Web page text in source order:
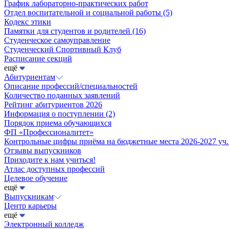
График лабораторно-практических работ
Отдел воспитательной и социальной работы (5)
Кодекс этики
Памятки для студентов и родителей (16)
Студенческое самоуправление
Студенческий Спортивный Клуб
Расписание секций
ещё
Абитуриентам
Описание профессий/специальностей
Количество поданных заявлений
Рейтинг абитуриентов 2026
Информация о поступлении (2)
Порядок приема обучающихся
ФП «Профессионалитет»
Контрольные цифры приёма на бюджетные места 2026-2027
Отзывы выпускников
Приходите к нам учиться!
Атлас доступных профессий
Целевое обучение
ещё
Выпускникам
Центр карьеры
ещё
Электронный колледж